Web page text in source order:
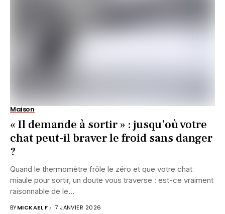
Maison
« Il demande à sortir » : jusqu’où votre
chat peut-il braver le froid sans danger
?
Quand le thermomètre frôle le zéro et que votre chat
miaule pour sortir, un doute vous traverse : est-ce vraiment
raisonnable de le...
BYMICKAEL F. 7 JANVIER 2026